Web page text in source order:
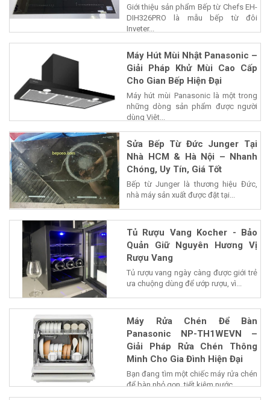
Giới thiệu sản phẩm Bếp từ Chefs EH-
DIH326PRO là mẫu bếp từ đôi
Inveter...
Máy Hút Mùi Nhật Panasonic –
Giải Pháp Khử Mùi Cao Cấp
Cho Gian Bếp Hiện Đại
Máy hút mùi Panasonic là một trong
những dòng sản phẩm được người
dùng Việt...
Sửa Bếp Từ Đức Junger Tại
Nhà HCM & Hà Nội – Nhanh
Chóng, Uy Tín, Giá Tốt
Bếp từ Junger là thương hiệu Đức,
nhà máy sản xuất được đặt tại...
Tủ Rượu Vang Kocher - Bảo
Quản Giữ Nguyên Hương Vị
Rượu Vang
Tủ rượu vang ngày càng được giới trẻ
ưa chuộng dùng để ướp rượu, vì...
Máy Rửa Chén Để Bàn
Panasonic NP-TH1WEVN –
Giải Pháp Rửa Chén Thông
Minh Cho Gia Đình Hiện Đại
Bạn đang tìm một chiếc máy rửa chén
để bàn nhỏ gọn, tiết kiệm nước...